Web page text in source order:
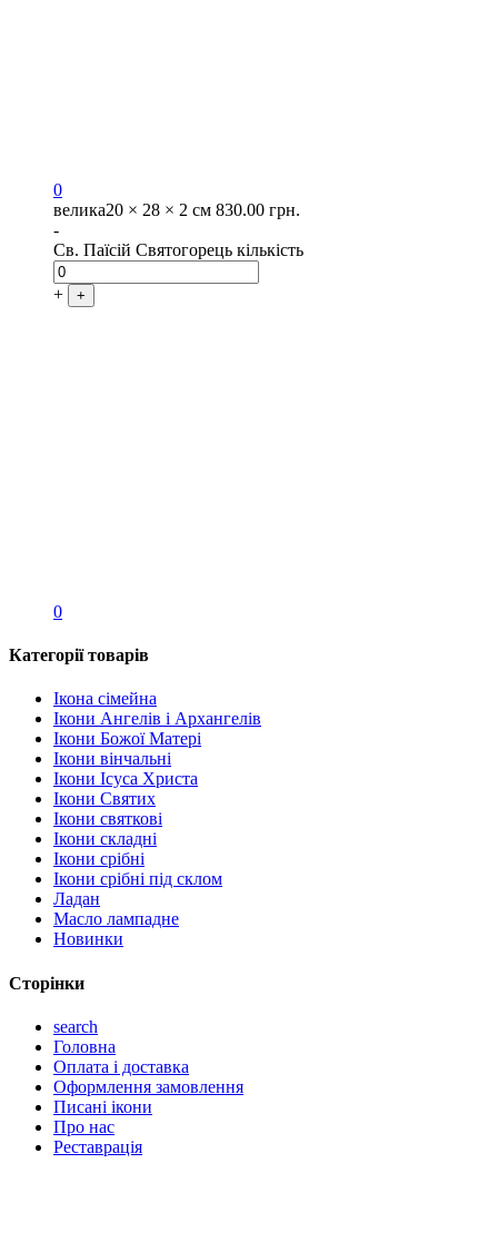
0
велика20 × 28 × 2 см 830.00 грн.
-
Св. Паїсій Святогорець кількість
+ +
0
Категорії товарів
Ікона сімейна
Ікони Ангелів і Архангелів
Ікони Божої Матері
Ікони вінчальні
Ікони Ісуса Христа
Ікони Святих
Ікони святкові
Ікони складні
Ікони срібні
Ікони срібні під склом
Ладан
Масло лампадне
Новинки
Сторінки
search
Головна
Оплата і доставка
Оформлення замовлення
Писані ікони
Про нас
Реставрація